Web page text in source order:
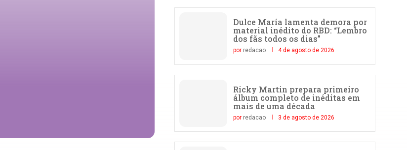
Dulce María lamenta demora por
material inédito do RBD: “Lembro
dos fãs todos os dias”
por redacao 4 de agosto de 2026
Ricky Martin prepara primeiro
álbum completo de inéditas em
mais de uma década
por redacao 3 de agosto de 2026